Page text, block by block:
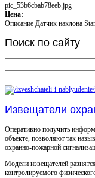
pic_53b6cbab78eeb.jpg
Цена:
Описание Датчик наклона
Поиск по сайту
Извещатели
Оперативно получить
объекте, позволяют так
охранно-пожарной
Модели извещателей
контролируемого